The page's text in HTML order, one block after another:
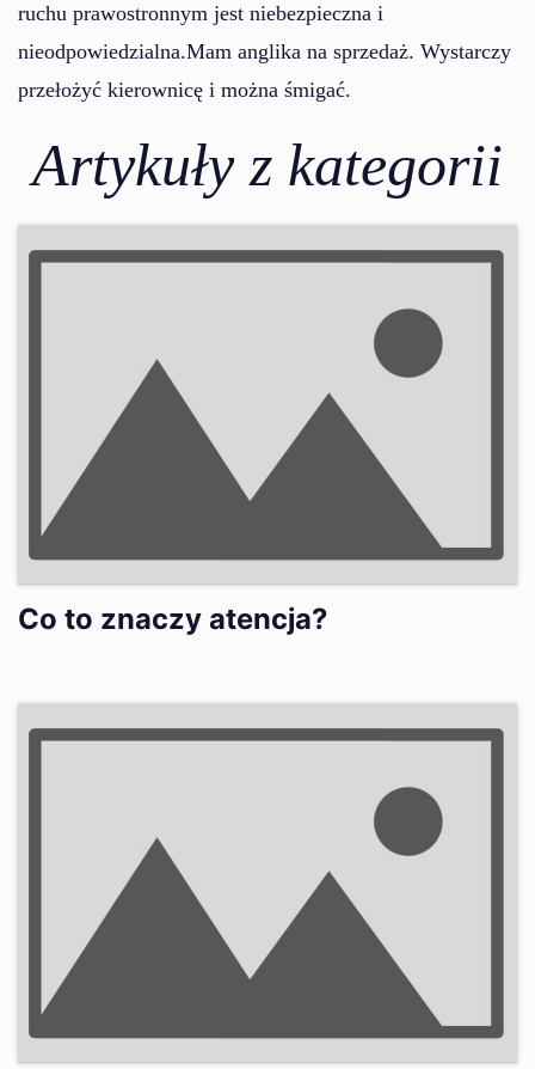
ruchu prawostronnym jest niebezpieczna i
nieodpowiedzialna.Mam anglika na sprzedaż. Wystarczy
przełożyć kierownicę i można śmigać.
Artykuły z kategorii
Co to znaczy atencja?